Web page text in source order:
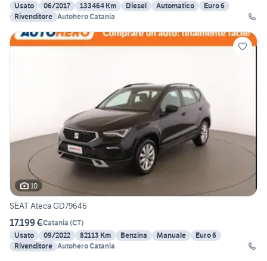
Usato 06/2017 133464 Km Diesel Automatico
Euro 6
Rivenditore Autohero Catania
10
SEAT Ateca GD79646
17.199 €Catania (CT)
Usato
09/2022 82113 Km Benzina Manuale
Euro 6
Rivenditore Autohero Catania